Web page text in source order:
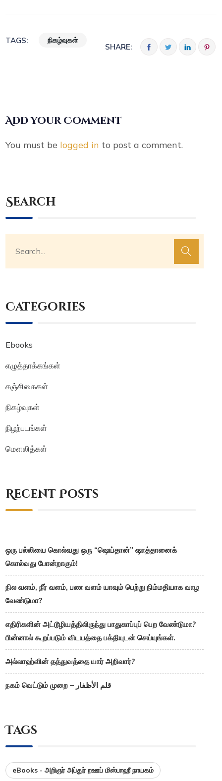
TAGS: நிகழ்வுகள்
SHARE:
Add your Comment
You must be logged in to post a comment.
Search
Categories
Ebooks
எழுத்தாக்கங்கள்
சஞ்சிகைகள்
நிகழ்வுகள்
நிழற்படங்கள்
மௌலித்கள்
Recent Posts
ஒரு பல்லியை கொல்வது ஒரு “ஷெய்தான்” ஷாத்தானைக்
கொல்வது போன்றாகும்!
நில வளம், நீர் வளம், பண வளம் யாவும் பெற்று நிம்மதியாக வாழ
வேண்டுமா?
எதிரிகளின் அட்டூழியத்திலிருந்து பாதுகாப்புப் பெற வேண்டுமா?
பின்னால் கூறப்படும் விடயத்தை பக்தியுடன் செய்யுங்கள்.
அல்லாஹ்வின் தத்துவத்தை யார் அறிவார்?
நகம் வெட்டும் முறை – قلم الأظفار
Tags
eBooks - அறிஞர் அப்துர் றஊப் மிஸ்பாஹீ நாயகம்